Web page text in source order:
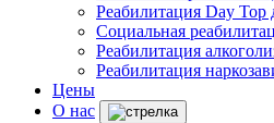
Реабилитация Day Top
Социальная
Реабилитация
Реабилитация
Цены
О нас